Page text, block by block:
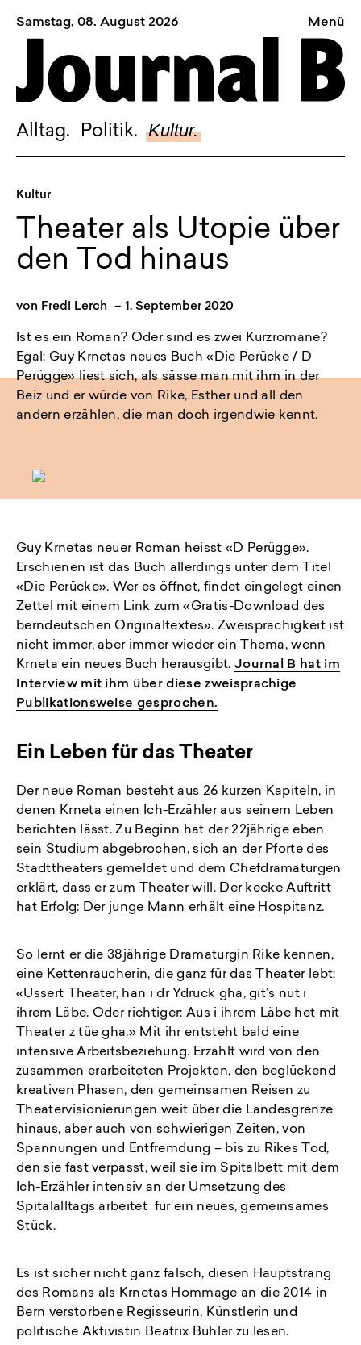
Samstag, 08. August 2026
Alltag. Politik. Kultur.
Menü
Sagt, was Bern bewegt
Alltag.
Politik.
Kultur.
Dossier.
Suche.
INSTAGRAM
BLUESKY
Kultur
Theater als Utopie über
den Tod hinaus
von Fredi Lerch – 1. September 2020
Ist es ein Roman? Oder sind es zwei Kurzromane?
Egal: Guy Krnetas neues Buch «Die Perücke / D
Perügge» liest sich, als sässe man mit ihm in der
Beiz und er würde von Rike, Esther und all den
andern erzählen, die man doch irgendwie kennt.
Guy Krnetas neuer Roman heisst «D Perügge».
Erschienen ist das Buch allerdings unter dem Titel
«Die Perücke». Wer es öffnet, findet eingelegt einen
Zettel mit einem Link zum «Gratis-Download des
berndeutschen Originaltextes». Zweisprachigkeit ist
nicht immer, aber immer wieder ein Thema, wenn
Krneta ein neues Buch herausgibt. Journal B hat im
Interview mit ihm über diese zweisprachige
Publikationsweise gesprochen.
Ein Leben für das Theater
Der neue Roman besteht aus 26 kurzen Kapiteln, in
denen Krneta einen Ich-Erzähler aus seinem Leben
berichten lässt. Zu Beginn hat der 22jährige eben
sein Studium abgebrochen, sich an der Pforte des
Stadttheaters gemeldet und dem Chefdramaturgen
erklärt, dass er zum Theater will. Der kecke Auftritt
hat Erfolg: Der junge Mann erhält eine Hospitanz.
So lernt er die 38jährige Dramaturgin Rike kennen,
eine Kettenraucherin, die ganz für das Theater lebt:
«Ussert Theater, han i dr Ydruck gha, git’s nüt i
ihrem Läbe. Oder richtiger: Aus i ihrem Läbe het mit
Theater z tüe gha.» Mit ihr entsteht bald eine
intensive Arbeitsbeziehung. Erzählt wird von den
zusammen erarbeiteten Projekten, den beglückend
kreativen Phasen, den gemeinsamen Reisen zu
Theatervisionierungen weit über die Landesgrenze
hinaus, aber auch von schwierigen Zeiten, von
Spannungen und Entfremdung – bis zu Rikes Tod,
den sie fast verpasst, weil sie im Spitalbett mit dem
Ich-Erzähler intensiv an der Umsetzung des
Spitalalltags arbeitet für ein neues, gemeinsames
Stück.
Es ist sicher nicht ganz falsch, diesen Hauptstrang
des Romans als Krnetas Hommage an die 2014 in
Bern verstorbene Regisseurin, Künstlerin und
politische Aktivistin Beatrix Bühler zu lesen.